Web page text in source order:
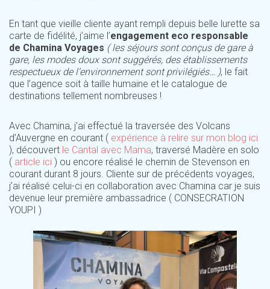
En tant que vieille cliente ayant rempli depuis belle lurette sa
carte de fidélité, j’aime l’engagement eco responsable
de Chamina Voyages ( les séjours sont conçus de gare à
gare, les modes doux sont suggérés, des établissements
respectueux de l’environnement sont privilégiés… ), le fait
que l’agence soit à taille humaine et le catalogue de
destinations tellement nombreuses !
Avec Chamina, j’ai effectué la traversée des Volcans
d’Auvergne en courant ( expérience à relire sur mon blog ici
), découvert le Cantal avec Mama, traversé Madère en solo
( article ici ) ou encore réalisé le chemin de Stevenson en
courant durant 8 jours. Cliente sur de précédents voyages,
j’ai réalisé celui-ci en collaboration avec Chamina car je suis
devenue leur première ambassadrice ( CONSECRATION
YOUPI )